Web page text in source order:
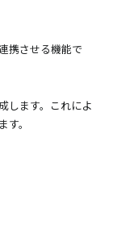
携させる機能で
します。これによ
。